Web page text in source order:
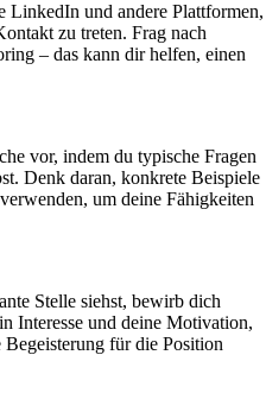
LinkedIn und andere Plattformen,
zu treten. Frag nach
– das kann dir helfen, einen
vor, indem du typische Fragen
Denk daran, konkrete Beispiele
um deine Fähigkeiten
Stelle siehst, bewirb dich
Interesse und deine Motivation,
für die Position